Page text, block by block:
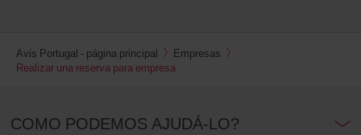
Avis Portugal - página principal
Empresas
Realizar una reserva para empresa
COMO PODEMOS AJUDÁ-LO?